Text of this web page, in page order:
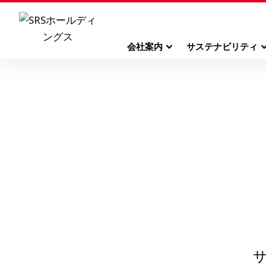
会社案内 サステナビリティ